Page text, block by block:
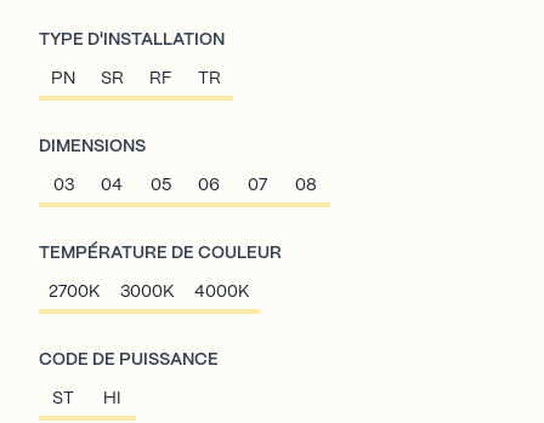
TYPE D'INSTALLATION
PN SR RF TR
DIMENSIONS
03 04 05 06 07 08
TEMPÉRATURE DE COULEUR
2700K 3000K 4000K
CODE DE PUISSANCE
ST HI